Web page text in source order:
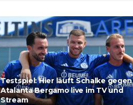
Testspiel: Hier läuft Schalke gegen
Atalanta Bergamo live im TV und
Stream